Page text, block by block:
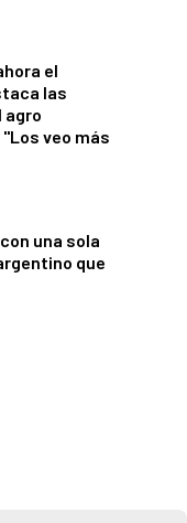
el
las
agro
veo más
una sola
que